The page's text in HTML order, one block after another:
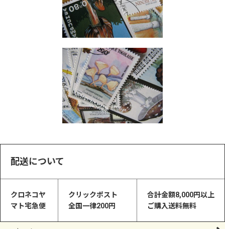
配送について
クロネコヤ
マト宅急便
クリックポスト
全国一律200円
合計金額8,000円以上
ご購入送料無料